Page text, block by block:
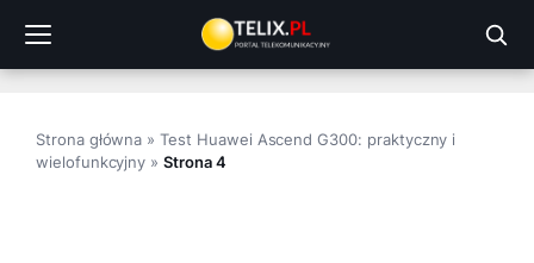
treści
Strona główna »Test Huawei Ascend G300: praktyczny i
wielofunkcyjny »Strona 4